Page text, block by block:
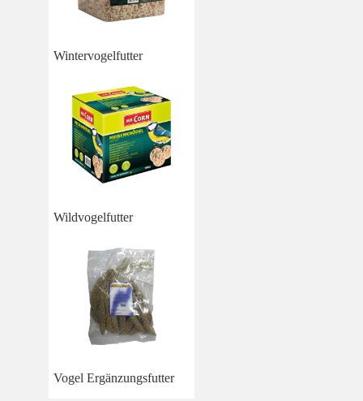
Wintervogelfutter
Wildvogelfutter
Vogel Ergänzungsfutter